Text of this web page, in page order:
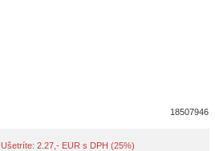
18507946
, Ušetríte: 2.27,- EUR s DPH (25%)